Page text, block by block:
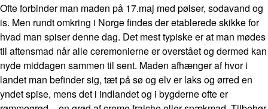
Ofte forbinder man maden på 17.maj med pølser, sodavand og
is. Men rundt omkring i Norge findes der etablerede skikke for
hvad man spiser denne dag. Det mest typiske er at man mødes
til aftensmad når alle ceremonierne er overstået og dermed kan
nyde middagen sammen til sent. Maden afhænger af hvor i
landet man befinder sig, tæt på sø og elv er laks og ørred en
yndet spise, mens det i indlandet og i bygderne ofte er